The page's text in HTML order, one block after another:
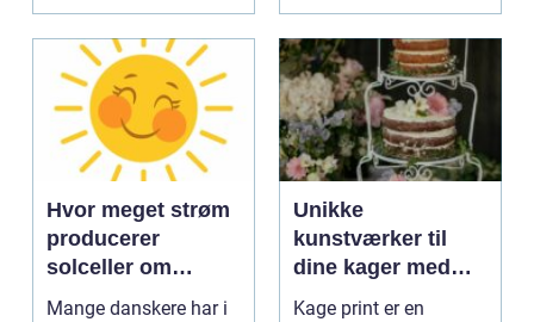
Hvor meget strøm
producerer
solceller om
vinteren?
Mange danskere har i
Unikke
kunstværker til
dine kager med
kage print
Kage print er en